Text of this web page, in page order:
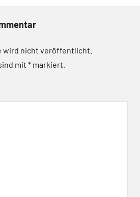
wird nicht veröffentlicht.
mit * markiert.